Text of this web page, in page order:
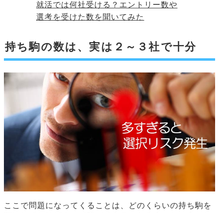
就活では何社受ける？エントリー数や
選考を受けた数を聞いてみた
持ち駒の数は、実は２～３社で十分
ここで問題になってくることは、どのくらいの持ち駒を